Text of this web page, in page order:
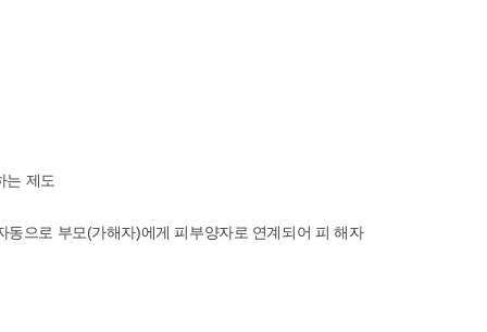
는 제도
으로 부모(가해자)에게 피부양자로 연계되어 피 해자